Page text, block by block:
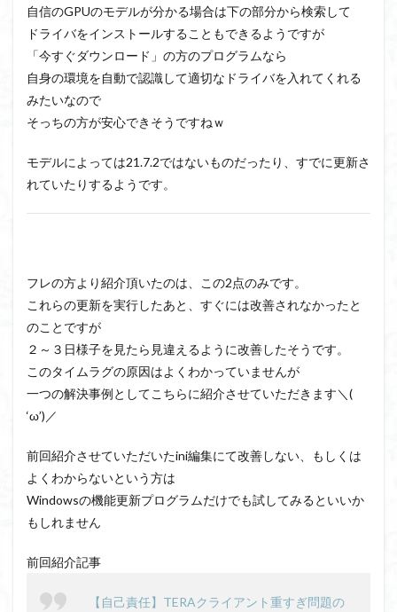
自信のGPUのモデルが分かる場合は下の部分から検索して
ドライバをインストールすることもできるようですが
「今すぐダウンロード」の方のプログラムなら
自身の環境を自動で認識して適切なドライバを入れてくれる
みたいなので
そっちの方が安心できそうですねｗ
モデルによっては21.7.2ではないものだったり、すでに更新さ
れていたりするようです。
フレの方より紹介頂いたのは、この2点のみです。
これらの更新を実行したあと、すぐには改善されなかったと
のことですが
２～３日様子を見たら見違えるように改善したそうです。
このタイムラグの原因はよくわかっていませんが
一つの解決事例としてこちらに紹介させていただきます＼(
‘ω’)／
前回紹介させていただいたini編集にて改善しない、もしくは
よくわからないという方は
Windowsの機能更新プログラムだけでも試してみるといいか
もしれません
前回紹介記事
【自己責任】TERAクライアント重すぎ問題の